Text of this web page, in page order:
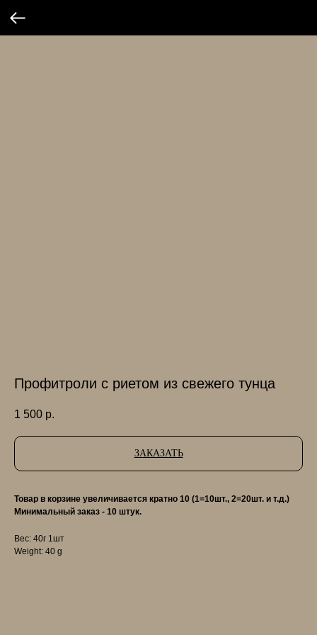
Профитроли с риетом из свежего тунца
1 500 р.
ЗАКАЗАТЬ
Товар в корзине увеличивается кратно 10 (1=10шт., 2=20шт. и т.д.)
Минимальный заказ - 10 штук.
Вес: 40г 1шт
Weight: 40 g